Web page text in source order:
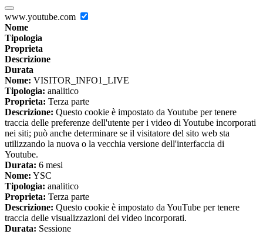
www.youtube.com
Nome
Tipologia
Proprieta
Descrizione
Durata
Nome: VISITOR_INFO1_LIVE
Tipologia: analitico
Proprieta: Terza parte
Descrizione: Questo cookie è impostato da Youtube per tenere
traccia delle preferenze dell'utente per i video di Youtube incorporati
nei siti; può anche determinare se il visitatore del sito web sta
utilizzando la nuova o la vecchia versione dell'interfaccia di
Youtube.
Durata: 6 mesi
Nome: YSC
Tipologia: analitico
Proprieta: Terza parte
Descrizione: Questo cookie è impostato da YouTube per tenere
traccia delle visualizzazioni dei video incorporati.
Durata: Sessione